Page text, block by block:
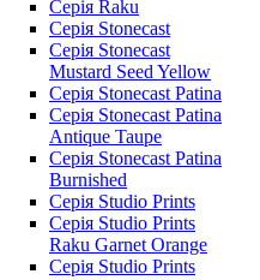
Серія Raku
Серія Stonecast
Серія Stonecast
Mustard Seed Yellow
Серія Stonecast Patina
Серія Stonecast Patina
Antique Taupe
Серія Stonecast Patina
Burnished
Серія Studio Prints
Серія Studio Prints
Raku Garnet Orange
Серія Studio Prints